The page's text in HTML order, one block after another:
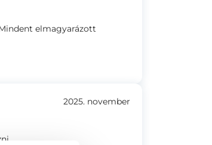
elmagyarázott
2025. november